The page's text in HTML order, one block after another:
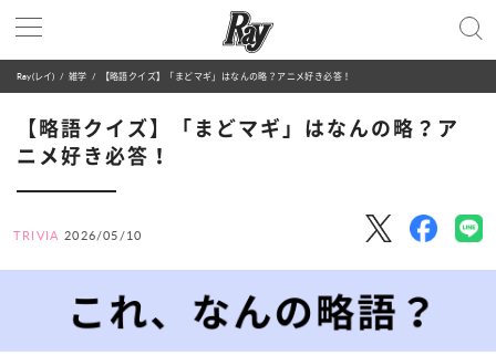
Ray(レイ) 雑学 【略語クイズ】「まどマギ」はなんの略？アニメ好き必答！
【略語クイズ】「まどマギ」はなんの略？ア
ニメ好き必答！
TRIVIA 2026/05/10